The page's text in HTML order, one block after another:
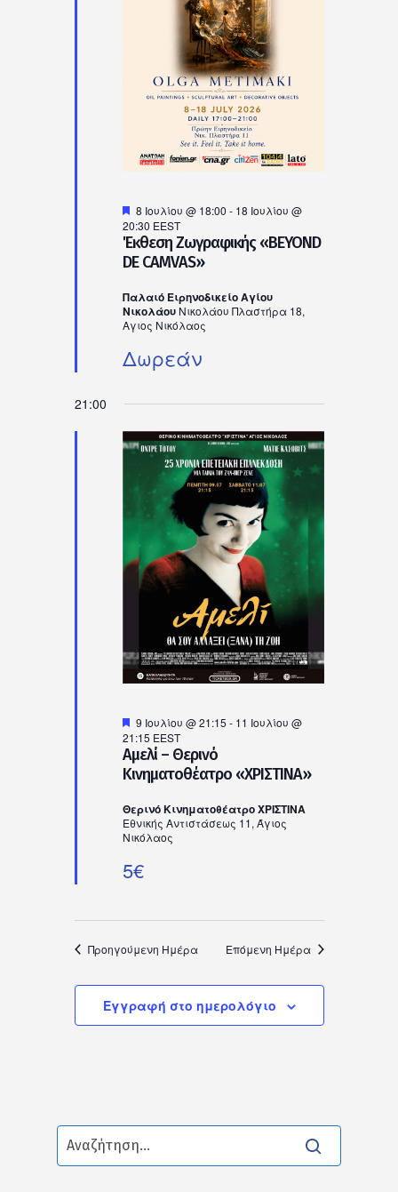
2026
Έκθεση Ζωγραφικής «BEYOND
DE CAMVAS»
Προτεινόμενο
8 Ιουλίου @ 18:00 - 18 Ιουλίου @
20:30 EEST
Παλαιό Ειρηνοδικείο Αγίου
Νικολάου Νικολάου Πλαστήρα 18,
Αγιος Νικόλαος
Δωρεάν
21:00
Αμελί – Θερινό
Κινηματοθέατρο «ΧΡΙΣΤΙΝΑ»
Προτεινόμενο
9 Ιουλίου @ 21:15 - 11 Ιουλίου @
21:15 EEST
Θερινό Κινηματοθέατρο ΧΡΙΣΤΙΝΑ
Εθνικής Αντιστάσεως 11, Άγιος
Νικόλαος
5€
Προηγούμενη Ημέρα Επόμενη Ημέρα
Εγγραφή στο ημερολόγιο